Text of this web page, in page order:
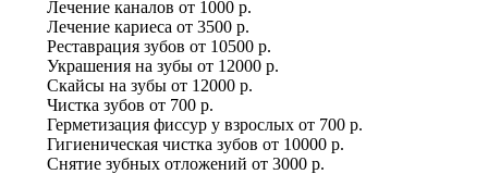
Лечение каналов от 1000 р.
Лечение кариеса от 3500 р.
Реставрация зубов от 10500 р.
Украшения на зубы от 12000 р.
Скайсы на зубы от 12000 р.
Чистка зубов от 700 р.
Герметизация фиссур у взрослых от 700 р.
Гигиеническая чистка зубов от 10000 р.
Снятие зубных отложений от 3000 р.